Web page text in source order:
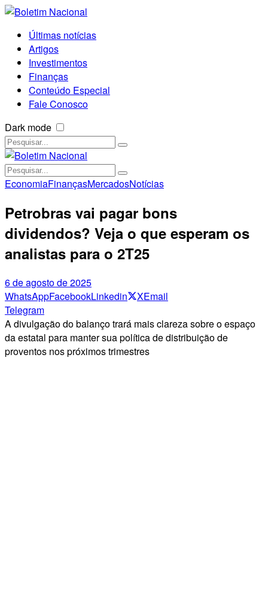
Últimas notícias
Artigos
Investimentos
Finanças
Conteúdo Especial
Fale Conosco
Dark mode
EconomiaFinançasMercadosNotícias
Petrobras vai pagar bons
dividendos? Veja o que esperam os
analistas para o 2T25
6 de agosto de 2025
WhatsAppFacebookLinkedin XEmail
Telegram
A divulgação do balanço trará mais clareza sobre o espaço
da estatal para manter sua política de distribuição de
proventos nos próximos trimestres